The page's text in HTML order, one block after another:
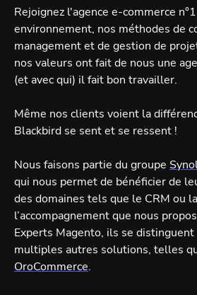
Rejoignez l'agence e-commerce
environnement, nos méthodes de
management et de gestion de
nos valeurs ont fait de nous une
(et avec qui) il fait bon travailler.
Même nos clients voient la
Blackbird se sent et se ressent !
Nous faisons partie du groupe
qui nous permet de bénéficier de
des domaines tels que le CRM ou
l’accompagnement que nous
Experts Magento, ils se
multiples autres solutions, telles
OroCommerce.